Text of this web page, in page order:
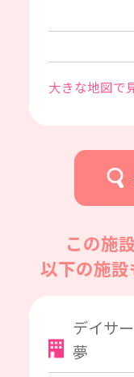
大きな地図で
この施
以下の施設
デイサ
夢